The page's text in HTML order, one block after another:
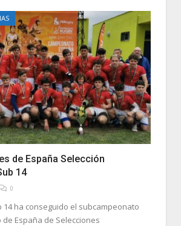
de España Selección
14
0
14 ha conseguido el subcampeonato
España de Selecciones